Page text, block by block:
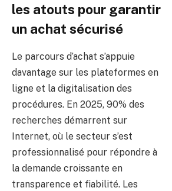
les atouts pour garantir
un achat sécurisé
Le parcours d’achat s’appuie
davantage sur les plateformes en
ligne et la digitalisation des
procédures. En 2025, 90% des
recherches démarrent sur
Internet, où le secteur s’est
professionnalisé pour répondre à
la demande croissante en
transparence et fiabilité. Les